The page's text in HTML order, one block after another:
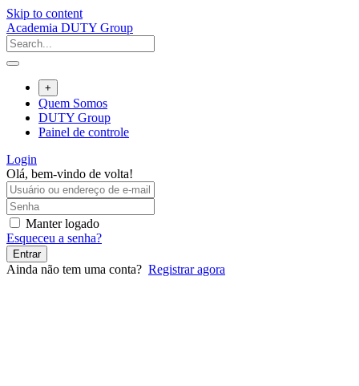
Skip to content
Academia DUTY Group
+
Quem Somos
DUTY Group
Painel de controle
Login
Olá, bem-vindo de volta!
Manter logado
Esqueceu a senha?
Entrar
Ainda não tem uma conta? Registrar agora